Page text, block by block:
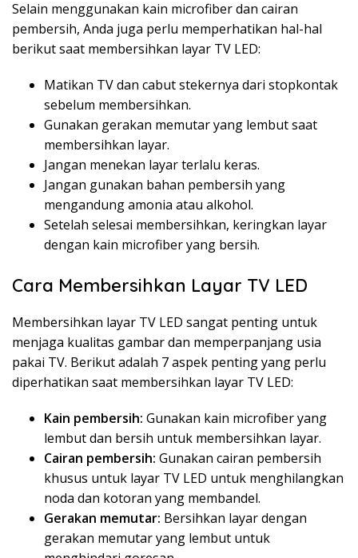
Selain menggunakan kain microfiber dan cairan
pembersih, Anda juga perlu memperhatikan hal-hal
berikut saat membersihkan layar TV LED:
Matikan TV dan cabut stekernya dari stopkontak
sebelum membersihkan.
Gunakan gerakan memutar yang lembut saat
membersihkan layar.
Jangan menekan layar terlalu keras.
Jangan gunakan bahan pembersih yang
mengandung amonia atau alkohol.
Setelah selesai membersihkan, keringkan layar
dengan kain microfiber yang bersih.
Cara Membersihkan Layar TV LED
Membersihkan layar TV LED sangat penting untuk
menjaga kualitas gambar dan memperpanjang usia
pakai TV. Berikut adalah 7 aspek penting yang perlu
diperhatikan saat membersihkan layar TV LED:
Kain pembersih: Gunakan kain microfiber yang
lembut dan bersih untuk membersihkan layar.
Cairan pembersih: Gunakan cairan pembersih
khusus untuk layar TV LED untuk menghilangkan
noda dan kotoran yang membandel.
Gerakan memutar: Bersihkan layar dengan
gerakan memutar yang lembut untuk